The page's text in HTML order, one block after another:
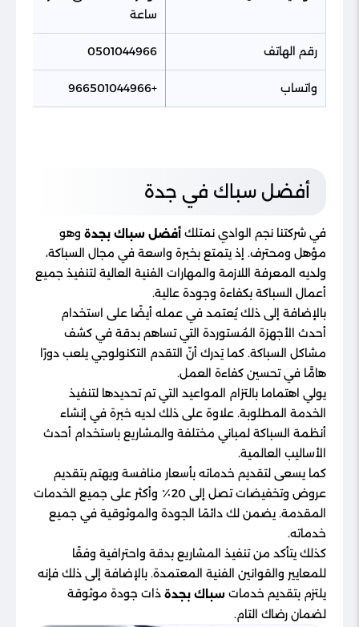
ساعة
رقم الهاتف 0501044966
واتساب +966501044966
أفضل سباك في جدة
في شركتنا نجم الوادي نمتلك أفضل سباك بجدة وهو
مؤهل ومحترف. إذ يتمتع بخبرة واسعة في مجال السباكة،
ولديه المعرفة اللازمة والمهارات الفنية العالية لتنفيذ جميع
أعمال السباكة بكفاءة وجودة عالية.
بالإضافة إلى ذلك يُعتمد في عمله أيضًا على استخدام
أحدث الأجهزة المُستوردة التي تساهم بدقة في كشف
مشاكل السباكة. كما يَدرك أنّ التقدم التكنولوجي يلعب دورًا
هامًّا في تحسين كفاءة العمل.
يولي اهتماما بالتزام المواعيد التي تم تحديدها لتنفيذ
الخدمة المطلوبة. علاوة على ذلك لديه خبرة في إنشاء
أنظمة السباكة لمباني مختلفة والمشاريع باستخدام أحدث
الأساليب العالمية.
كما يسعى لتقديم خدماته بأسعار منافسة ويهتم بتقديم
عروض وتخفيضات تصل إلى 20٪ وأكثر على جميع الخدمات
المقدمة. يضمن لك دائمًا الجودة والموثوقية في جميع
خدماته.
كذلك يتأكد من تنفيذ المشاريع بدقة واحترافية وفقًا
للمعايير والقوانين الفنية المعتمدة. بالإضافة إلى ذلك فإنه
يلتزم بتقديم خدمات سباك بجدة ذات جودة موثوقة
لضمان رضاك التام.